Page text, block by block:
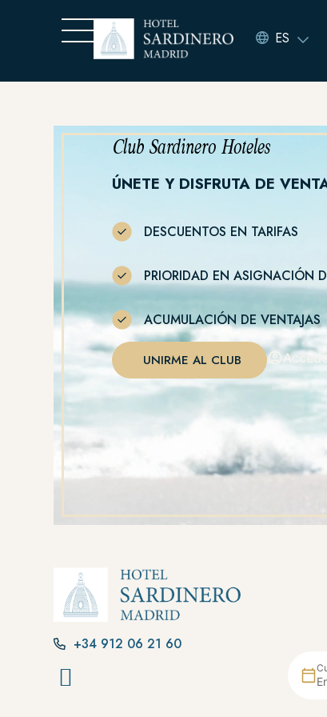
ES
Club Sardinero Hoteles
ÚNETE Y DISFRUTA DE
DESCUENTOS EN TARIFAS
PRIORIDAD EN ASIGNACIÓN
ACUMULACIÓN DE VENTAJAS
UNIRME AL CLUB Acceder
+34 912 06 21 60